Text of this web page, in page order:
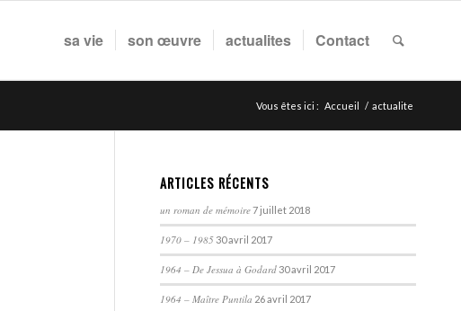
sa vie son œuvre actualites Contact
Vous êtes ici : Accueil / actualite
ARTICLES RÉCENTS
un roman de mémoire7 juillet 2018
1970 – 1985 30 avril 2017
1964 – De Jessua à Godard 30 avril 2017
1964 – Maître Puntila 26 avril 2017